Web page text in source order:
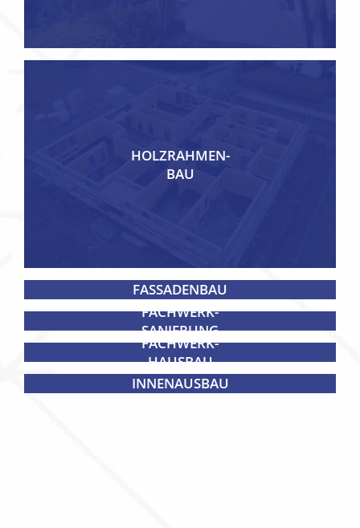
HOLZRAHMEN-
BAU
FASSADENBAU
FACHWERK-
SANIERUNG
FACHWERK-
HAUSBAU
INNENAUSBAU